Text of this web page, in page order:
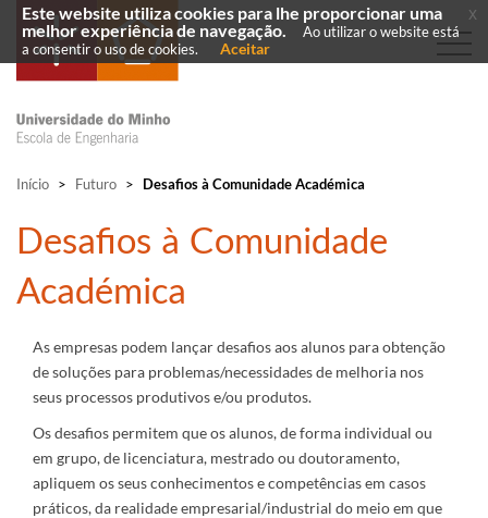
Início > Futuro > Desafios à Comunidade Académica
​Desafios à Comunidade
Académica
As empresas podem lançar desafios aos alunos para obtenção
de soluções para problemas/necessidades de melhoria nos
seus processos produtivos e/ou produtos.
Os desafios permitem que os alunos, de forma individual ou
em grupo, de licenciatura, mestrado ou doutoramento,
apliquem os seus conhecimentos e competências em casos
práticos, da realidade empresarial/industrial do meio em que
Este website utiliza cookies para lhe proporcionar uma
melhor experiência de navegação.
Ao utilizar o website está
a consentir o uso de cookies.
Aceitar
x